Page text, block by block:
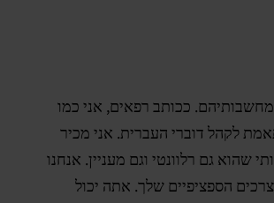
ככותב רפאים, אני כמו
לקהל דוברי העברית. אני מכיר
גם רלוונטי וגם מעניין. אנחנו
הספציפיים שלך. אתה יכול